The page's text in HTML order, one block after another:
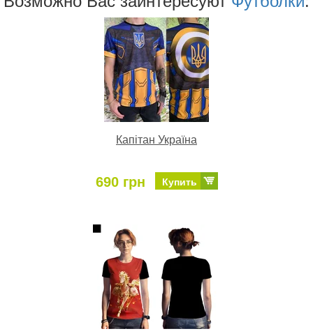
Капітан Україна
690 грн Купить